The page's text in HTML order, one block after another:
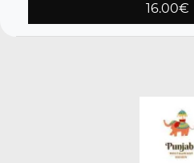
16.00€